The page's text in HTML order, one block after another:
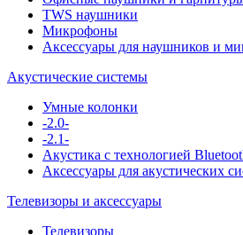
TWS наушники
Микрофоны
Аксессуары для наушников и
Акустические системы
Умные колонки
-2.0-
-2.1-
Акустика с технологией
Аксессуары для акустических
Телевизоры и аксессуары
Телевизоры